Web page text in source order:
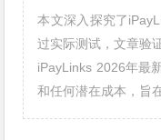
本文深入探究了
过实际测试，文章验
iPayLinks 2026年最
和任何潜在成本，旨